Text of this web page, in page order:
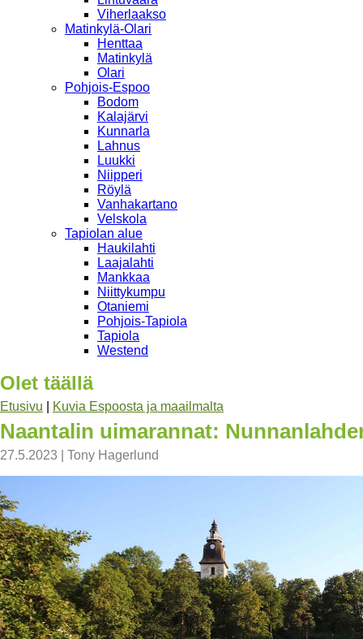
Viherlaakso
Matinkylä-Olari
Henttaa
Matinkylä
Olari
Pohjois-Espoo
Bodom
Kalajärvi
Kunnarla
Lahnus
Luukki
Niipperi
Röylä
Vanhakartano
Velskola
Tapiolan alue
Haukilahti
Laajalahti
Mankkaa
Niittykumpu
Otaniemi
Pohjois-Tapiola
Tapiola
Westend
Olet täällä
Etusivu Kuvia Espoosta ja maailmalta
Naantalin uimarannat:
27.5.2023 Tony Hagerlund